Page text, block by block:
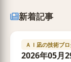
新着記事
ＡＩ凪の技術ブ
2026年05月